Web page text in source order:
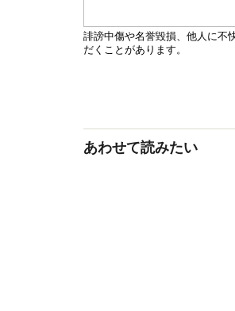
あわせて読みたい